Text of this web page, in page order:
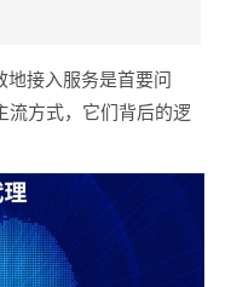
地接入服务是首要问
流方式，它们背后的逻